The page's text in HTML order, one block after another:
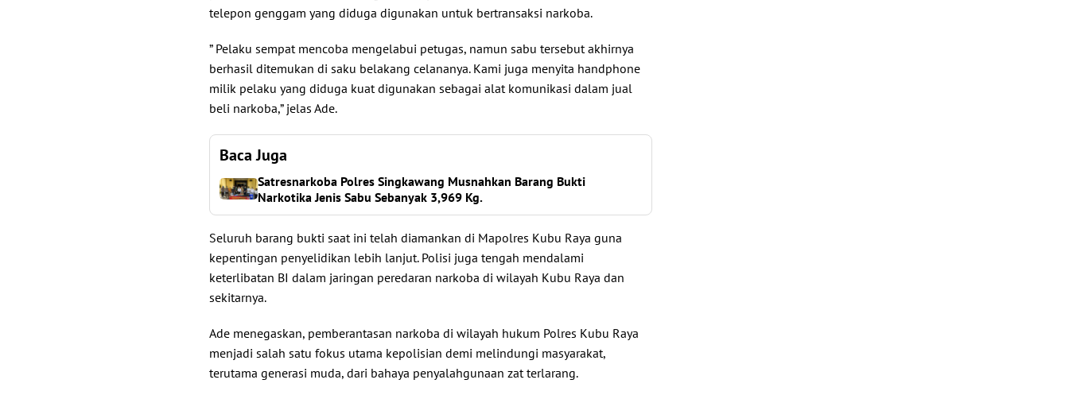
telepon genggam yang diduga digunakan untuk bertransaksi narkoba.
” Pelaku sempat mencoba mengelabui petugas, namun sabu tersebut akhirnya
berhasil ditemukan di saku belakang celananya. Kami juga menyita handphone
milik pelaku yang diduga kuat digunakan sebagai alat komunikasi dalam jual
beli narkoba,” jelas Ade.
Baca Juga
Satresnarkoba Polres Singkawang Musnahkan Barang Bukti
Narkotika Jenis Sabu Sebanyak 3,969 Kg.
Seluruh barang bukti saat ini telah diamankan di Mapolres Kubu Raya guna
kepentingan penyelidikan lebih lanjut. Polisi juga tengah mendalami
keterlibatan BI dalam jaringan peredaran narkoba di wilayah Kubu Raya dan
sekitarnya.
Ade menegaskan, pemberantasan narkoba di wilayah hukum Polres Kubu Raya
menjadi salah satu fokus utama kepolisian demi melindungi masyarakat,
terutama generasi muda, dari bahaya penyalahgunaan zat terlarang.